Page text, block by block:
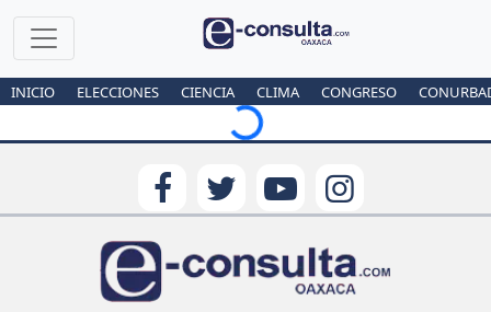
INICIO ELECCIONES CIENCIA CLIMA CONGRESO
Loading...